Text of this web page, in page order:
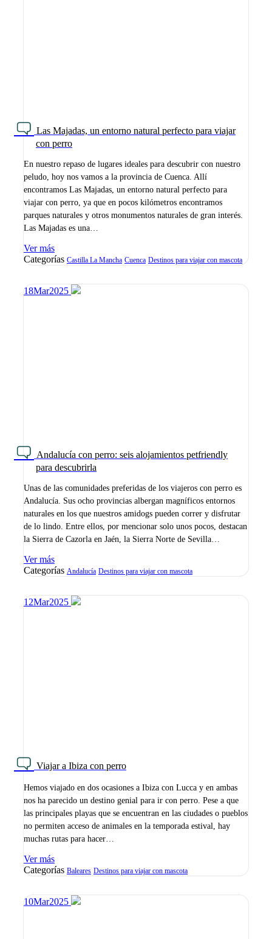
Las Majadas, un entorno natural perfecto para viajar
con perro
En nuestro repaso de lugares ideales para descubrir con nuestro
peludo, hoy nos vamos a la provincia de Cuenca. Allí
encontramos Las Majadas, un entorno natural perfecto para
viajar con perro, ya que en pocos kilómetros encontramos
parques naturales y otros monumentos naturales de gran interés.
Las Majadas es una…
Ver más
Categorías Castilla La Mancha Cuenca Destinos para viajar con mascota
18Mar2025
Andalucía con perro: seis alojamientos petfriendly
para descubrirla
Unas de las comunidades preferidas de los viajeros con perro es
Andalucía. Sus ocho provincias albergan magníficos entornos
naturales en los que nuestros amidogs pueden correr y disfrutar
de lo lindo. Entre ellos, por mencionar solo unos pocos, destacan
la Sierra de Cazorla en Jaén, la Sierra Norte de Sevilla…
Ver más
Categorías Andalucía Destinos para viajar con mascota
12Mar2025
Viajar a Ibiza con perro
Hemos viajado en dos ocasiones a Ibiza con Lucca y en ambas
nos ha parecido un destino genial para ir con perro. Pese a que
las principales playas que se encuentran en las ciudades o pueblos
no permiten acceso de animales en la temporada estival, hay
muchas rutas para hacer…
Ver más
Categorías Baleares Destinos para viajar con mascota
10Mar2025